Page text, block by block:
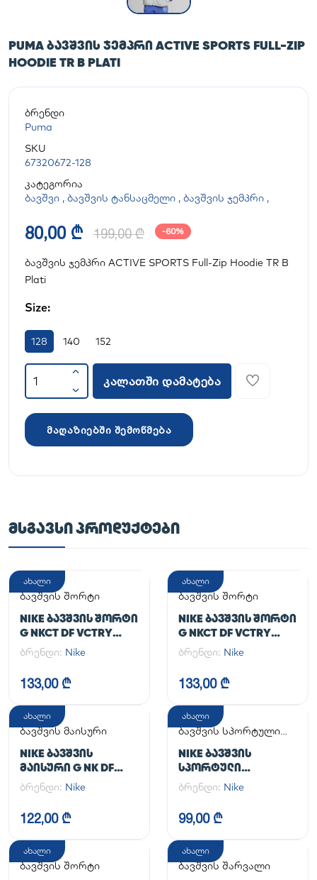
PUMA ᲑᲐᲕᲨᲕᲘᲡ ᲯᲔᲛᲞᲠᲘ ACTIVE SPORTS FULL-ZIP
HOODIE TR B PLATI
ბრენდი
Puma
SKU
67320672-128
კატეგორია
ბავშვი , ბავშვის ტანსაცმელი , ბავშვის ჯემპრი ,
80,00 ₾ 199,00 ₾ -60%
ბავშვის ჯემპრი ACTIVE SPORTS Full-Zip Hoodie TR B
Plati
Size:
128 140 152
კალათში დამატება
მაღაზიებში შემოწმება
ᲛᲡᲒᲐᲕᲡᲘ ᲞᲠᲝᲓᲣᲥᲢᲔᲑᲘ
ახალი
ბავშვის შორტი
NIKE ᲑᲐᲕᲨᲕᲘᲡ ᲨᲝᲠᲢᲘ
G NKCT DF VCTRY
FLOUNCY SKRT
ბრენდი: Nike
133,00 ₾
ახალი
ბავშვის შორტი
NIKE ᲑᲐᲕᲨᲕᲘᲡ ᲨᲝᲠᲢᲘ
G NKCT DF VCTRY
FLOUNCY SKRT
ბრენდი: Nike
133,00 ₾
ახალი
ბავშვის მაისური
NIKE ᲑᲐᲕᲨᲕᲘᲡ
ᲛᲐᲘᲡᲣᲠᲘ G NK DF
ONE SS TOP
ბრენდი: Nike
122,00 ₾
ახალი
ბავშვის სპორტული
NIKE ᲑᲐᲕᲨᲕᲘᲡ
ᲡᲞᲝᲠᲢᲣᲚᲘ
ᲙᲝᲛᲞᲚᲔᲥᲢᲘ
ბრენდი: Nike
99,00 ₾
ახალი
ბავშვის შორტი
ახალი
ბავშვის შარვალი